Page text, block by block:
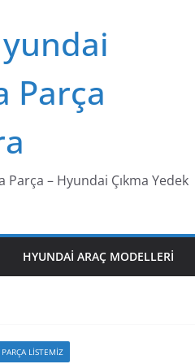
Parça
Parça – Hyundai Çıkma Yedek
HYUNDAI ARAÇ MODELLERI
LISTEMIZ